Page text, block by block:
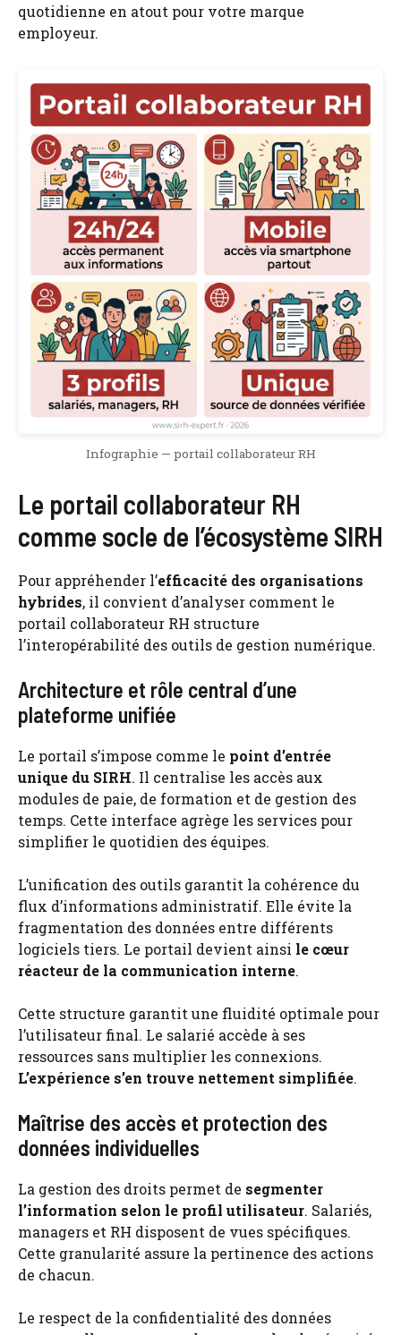
quotidienne en atout pour votre marque
employeur.
Infographie — portail collaborateur RH
Le portail collaborateur RH
comme socle de l’écosystème SIRH
Pour appréhender l’efficacité des organisations
hybrides, il convient d’analyser comment le
portail collaborateur RH structure
l’interopérabilité des outils de gestion numérique.
Architecture et rôle central d’une
plateforme unifiée
Le portail s’impose comme le point d’entrée
unique du SIRH. Il centralise les accès aux
modules de paie, de formation et de gestion des
temps. Cette interface agrège les services pour
simplifier le quotidien des équipes.
L’unification des outils garantit la cohérence du
flux d’informations administratif. Elle évite la
fragmentation des données entre différents
logiciels tiers. Le portail devient ainsi le cœur
réacteur de la communication interne.
Cette structure garantit une fluidité optimale pour
l’utilisateur final. Le salarié accède à ses
ressources sans multiplier les connexions.
L’expérience s’en trouve nettement simplifiée.
Maîtrise des accès et protection des
données individuelles
La gestion des droits permet de segmenter
l’information selon le profil utilisateur. Salariés,
managers et RH disposent de vues spécifiques.
Cette granularité assure la pertinence des actions
de chacun.
Le respect de la confidentialité des données